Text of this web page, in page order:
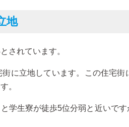
地
されています。
に立地しています。この住宅街
。
学生寮が徒歩5位分弱と近いです